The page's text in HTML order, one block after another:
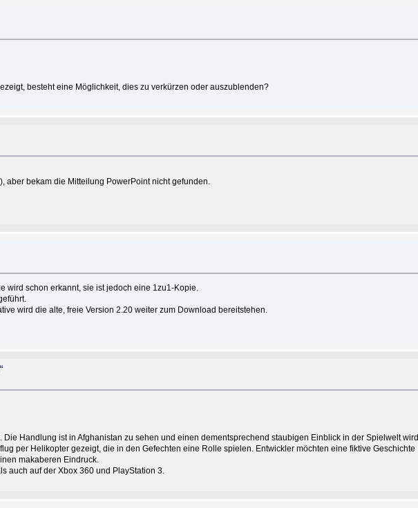
besteht eine Möglichkeit, dies zu verkürzen oder auszublenden?
aber bekam die Mitteilung PowerPoint nicht gefunden.
wird schon erkannt, sie ist jedoch eine 1zu1-Kopie.
wird die alte, freie Version 2.20 weiter zum Download bereitstehen.
Die Handlung ist in Afghanistan zu sehen und einen dementsprechend staubigen Einblick in der Spielwelt wird
per Helikopter gezeigt, die in den Gefechten eine Rolle spielen. Entwickler möchten eine fiktive Geschichte
makaberen Eindruck.
auch auf der Xbox 360 und PlayStation 3.